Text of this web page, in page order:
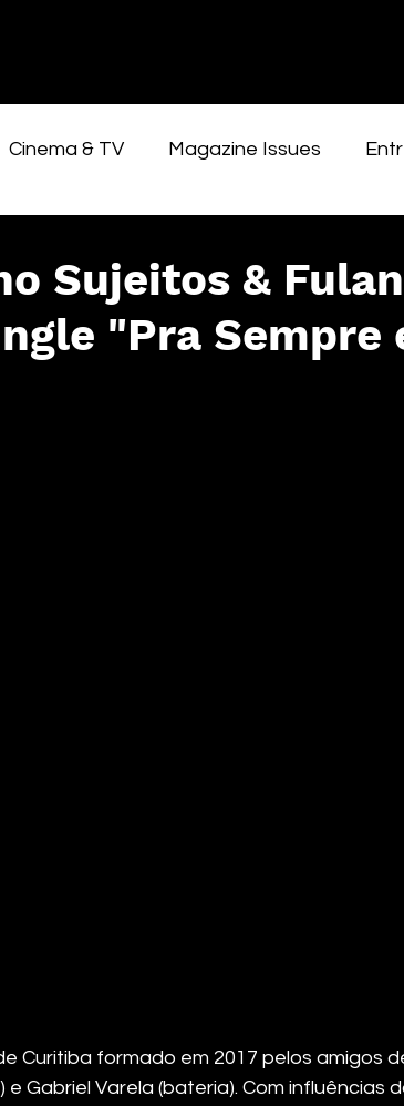
Cinema & TV Magazine Issues
Sujeitos &
"Pra Sempre
Curitiba formado em 2017 pelos amigos
Gabriel Varela (bateria). Com influências